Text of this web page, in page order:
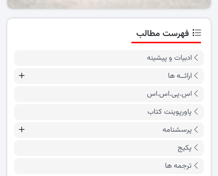
فهرست مطالب
ادبیات و پیشینه
ارائــه ها
اس.پی.اس.اس
پاورپوینت کتاب
پرسشنامه
پکیج
ترجمه ها